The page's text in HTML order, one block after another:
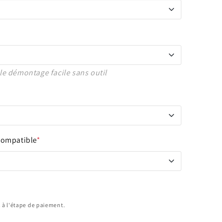
démontage facile sans outil
*
à l'étape de paiement.